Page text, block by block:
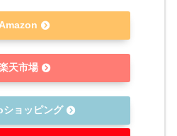
天市場
ショッピング